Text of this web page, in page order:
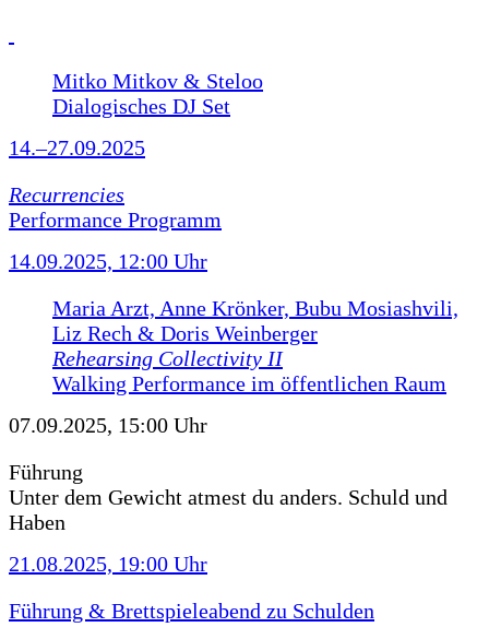
Mitko Mitkov & Steloo
Dialogisches DJ Set
14.–27.09.2025
Recurrencies
Performance Programm
14.09.2025, 12:00 Uhr
Maria Arzt, Anne Krönker, Bubu Mosiashvili,
Liz Rech & Doris Weinberger
Rehearsing Collectivity II
Walking Performance im öffentlichen Raum
07.09.2025, 15:00 Uhr
Führung
Unter dem Gewicht atmest du anders. Schuld und
Haben
21.08.2025, 19:00 Uhr
Führung & Brettspieleabend zu Schulden